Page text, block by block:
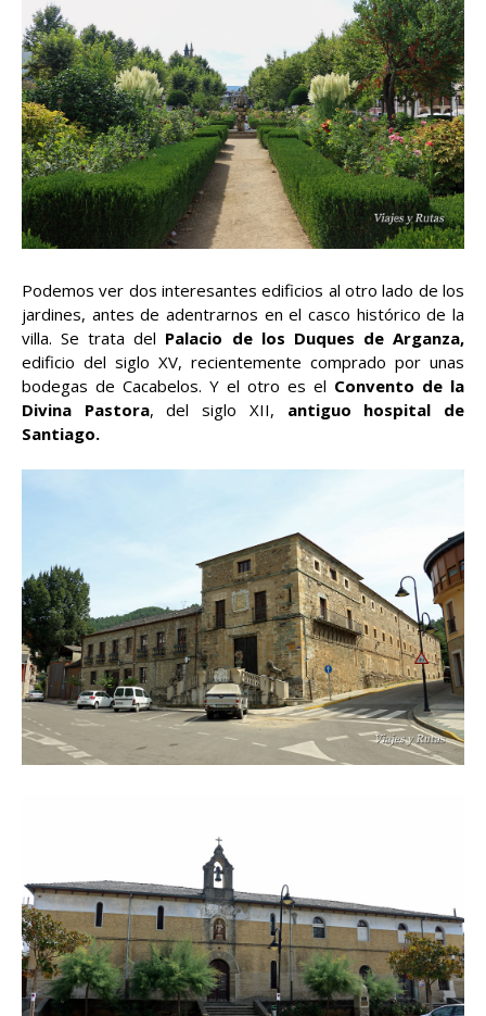
Podemos ver dos interesantes edificios al otro lado de los
jardines, antes de adentrarnos en el casco histórico de la
villa. Se trata del Palacio de los Duques de Arganza,
edificio del siglo XV, recientemente comprado por unas
bodegas de Cacabelos. Y el otro es el Convento de la
Divina Pastora, del siglo XII, antiguo hospital de
Santiago.